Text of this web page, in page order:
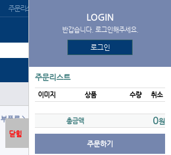
주문리스트
부품류 > 무드볼트/20여개
LOGIN
반갑습니다. 로그인해주세요.
로그인
주문리스트
이미지 상품 수량 취소
총금액 0원
주문하기
닫힘